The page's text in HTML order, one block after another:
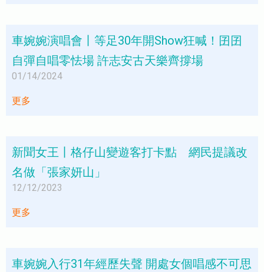
車婉婉演唱會丨等足30年開Show狂喊！囝囝
自彈自唱零怯場 許志安古天樂齊撐場
01/14/2024
更多
新聞女王丨格仔山變遊客打卡點 網民提議改
名做「張家妍山」
12/12/2023
更多
車婉婉入行31年經歷失聲 開處女個唱感不可思